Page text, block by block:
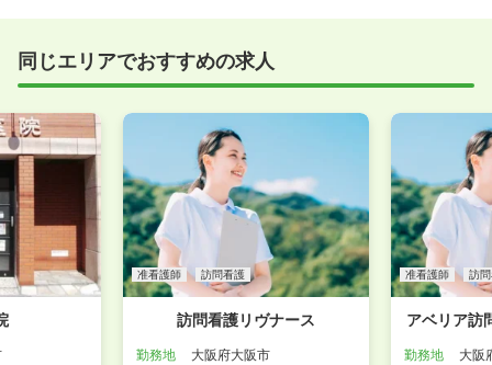
すめしていますが、企業様によってはWEB面接を導入
事前に確認することは可能ですので、お気軽にお申し
付けください！
同じエリアでおすすめの求人
准看護師 訪問看護
訪問看護リヴナース
勤務地
大阪府大阪市
准看護師 訪
アベリア訪
勤務地
大阪